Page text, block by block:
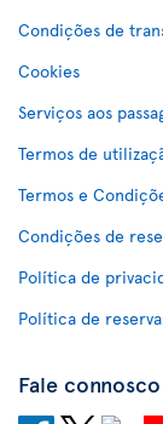
Condições de
Cookies
Serviços aos
Termos de
Termos e
Condições de
Política de
Política de
Fale connosco